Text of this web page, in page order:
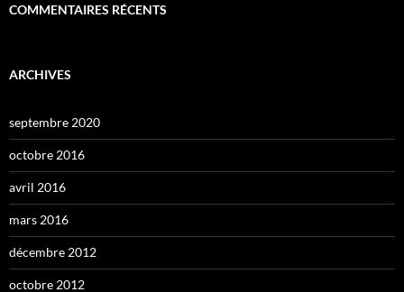
COMMENTAIRES RÉCENTS
ARCHIVES
septembre 2020
octobre 2016
avril 2016
mars 2016
décembre 2012
octobre 2012